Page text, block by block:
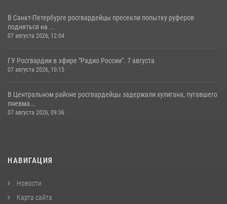
В Санкт-Петербурге росгвардейцы пресекли попытку руферов
подняться на ...
07 августа 2026, 12:04
ГУ Росгвардии в эфире "Радио России". 7 августа
07 августа 2026, 10:15
В Центральном районе росгвардейцы задержали хулигана, пугавшего
пневма...
07 августа 2026, 09:36
НАВИГАЦИЯ
Новости
Карта сайта